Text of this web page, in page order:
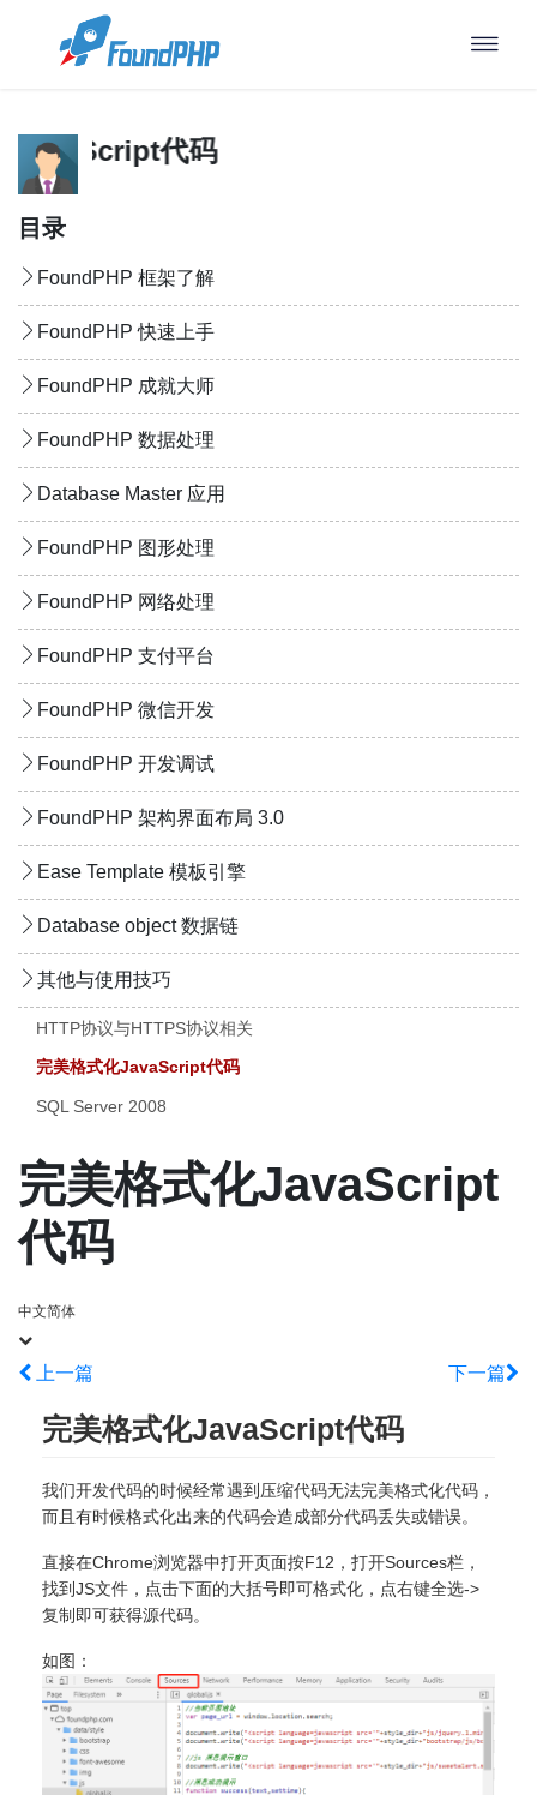
代码
目录
FoundPHP 框架了解
FoundPHP 快速上手
FoundPHP 成就大师
FoundPHP 数据处理
Database Master 应用
FoundPHP 图形处理
FoundPHP 网络处理
FoundPHP 支付平台
FoundPHP 微信开发
FoundPHP 开发调试
FoundPHP 架构界面布局 3.0
Ease Template 模板引擎
Database object 数据链
其他与使用技巧
HTTP协议与HTTPS协议相关
完美格式化JavaScript代码
SQL Server 2008
完美格式化JavaScript
代码
中文简体
上一篇 下一篇
完美格式化JavaScript代码
我们开发代码的时候经常遇到压缩代码无法完美格式化代码，
而且有时候格式化出来的代码会造成部分代码丢失或错误。
直接在Chrome浏览器中打开页面按F12，打开Sources栏，
找到JS文件，点击下面的大括号即可格式化，点右键全选->
复制即可获得源代码。
如图：